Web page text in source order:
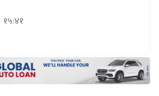
१५:४१